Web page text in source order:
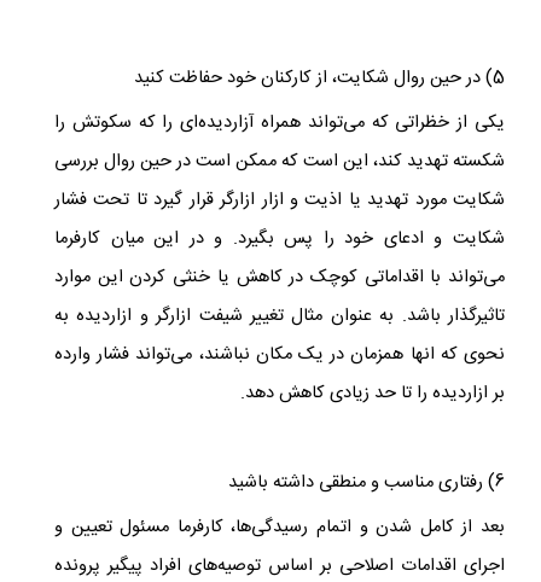
5) در حین روال شکایت، از کارکنان خود حفاظت کنید
یکی از خظراتی که می‌تواند همراه آزاردیده‌ای را که سکوتش را
شکسته تهدید کند، این است که ممکن است در حین روال بررسی
شکایت مورد تهدید یا اذیت و ازار ازارگر قرار گیرد تا تحت فشار
شکایت و ادعای خود را پس بگیرد. و در این میان کارفرما
می‌تواند با اقداماتی کوچک در کاهش یا خنثی کردن این موارد
تاثیرگذار باشد. به عنوان مثال تغییر شیفت ازارگر و ازاردیده به
نحوی که انها همزمان در یک مکان نباشند، می‌تواند فشار وارده
بر ازاردیده را تا حد زیادی کاهش دهد.
6) رفتاری مناسب و منطقی داشته باشید
بعد از کامل شدن و اتمام رسیدگی‌ها، کارفرما مسئول تعیین و
اجرای اقدامات اصلاحی بر اساس توصیه‌های افراد پیگیر پرونده